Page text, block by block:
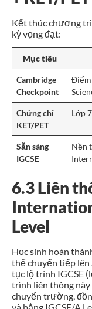
Kết thúc chương
kỳ vọng đạt:
Mục tiêu
Cambridge
Checkpoint
Điểm
Chứng chỉ
KET/PET
Lớp
Sẵn sàng
IGCSE
Nền
6.3 Liên
Level
Học sinh hoàn
thể chuyển tiếp
tục lộ trình IGCSE
trình liên thông này
chuyển trường,